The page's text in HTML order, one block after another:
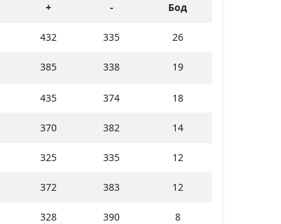
+ - Бод
432 335 26
385 338 19
435 374 18
370 382 14
325 335 12
372 383 12
328 390 8